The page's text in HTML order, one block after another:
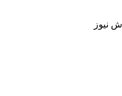
نیوز